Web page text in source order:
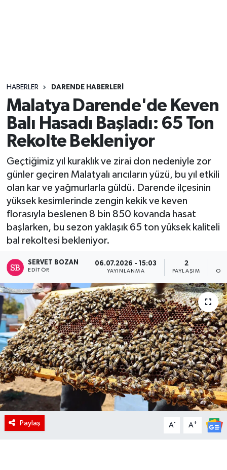
HABERLER DARENDE HABERLERI
Malatya Darende'de Keven
Balı Hasadı Başladı: 65 Ton
Rekolte Bekleniyor
Geçtiğimiz yıl kuraklık ve zirai don nedeniyle zor
günler geçiren Malatyalı arıcıların yüzü, bu yıl etkili
olan kar ve yağmurlarla güldü. Darende ilçesinin
yüksek kesimlerinde zengin kekik ve keven
florasıyla beslenen 8 bin 850 kovanda hasat
başlarken, bu sezon yaklaşık 65 ton yüksek kaliteli
bal rekoltesi bekleniyor.
SERVET BOZAN
EDITÖR
06.07.2026 - 15:03
YAYINLANMA
2
PAYLAŞIM
Paylaş A- A+
Yaşam